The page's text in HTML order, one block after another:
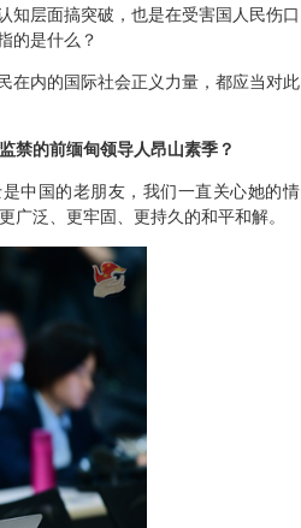
知层面搞突破，也是在受害国人民伤口
的是什么？
在内的国际社会正义力量，都应当对此
禁的前缅甸领导人昂山素季？
中国的老朋友，我们一直关心她的情
广泛、更牢固、更持久的和平和解。